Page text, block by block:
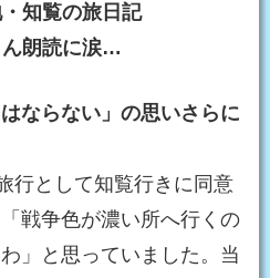
知覧の旅⽇記
朗読に涙…
ならない」の思いさらに
行として知覧行きに同意
戦争色が濃い所へ行くの
」と思っていました。当